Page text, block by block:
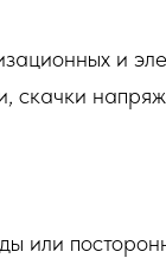
и
скачки
или